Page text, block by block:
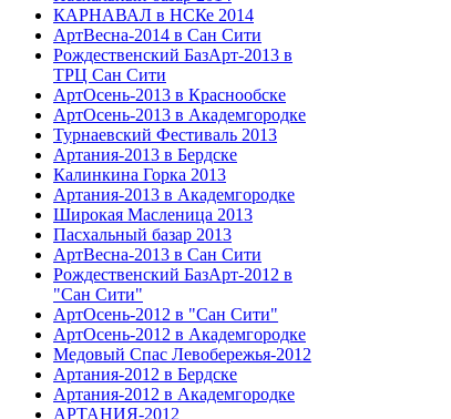
КАРНАВАЛ в НСКе 2014
АртВесна-2014 в Сан Сити
Рождественский БазАрт-2013 в
ТРЦ Сан Сити
АртОсень-2013 в Краснообске
АртОсень-2013 в Академгородке
Турнаевский Фестиваль 2013
Артания-2013 в Бердске
Калинкина Горка 2013
Артания-2013 в Академгородке
Широкая Масленица 2013
Пасхальный базар 2013
АртВесна-2013 в Сан Сити
Рождественский БазАрт-2012 в
"Сан Сити"
АртОсень-2012 в "Сан Сити"
АртОсень-2012 в Академгородке
Медовый Спас Левобережья-2012
Артания-2012 в Бердске
Артания-2012 в Академгородке
АРТАНИЯ-2012